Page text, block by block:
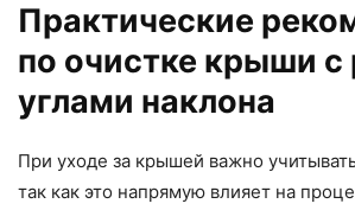
Практические
по очистке крыши
углами наклона
При уходе за крышей важно
так как это напрямую влияет на